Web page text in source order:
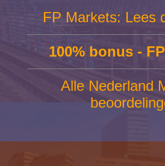
FP Markets: Lees
100% bonus -
Alle Nederland